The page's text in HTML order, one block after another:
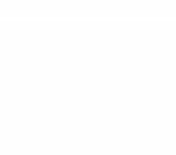
produit dans le cadre de